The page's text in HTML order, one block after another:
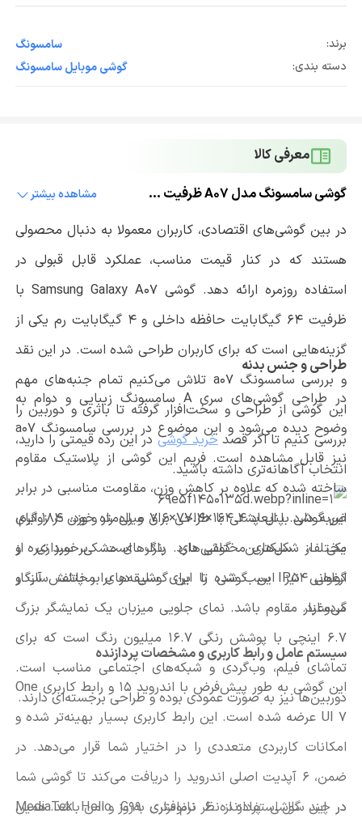
برند:
سامسونگ
دسته بندی:
گوشی موبایل سامسونگ
معرفی کالا
گوشی سامسونگ مدل A07 ظرفیت 128 گیگابایت و 6 گیگابایت رم
مشاهده بیشتر
در بین گوشی‌های اقتصادی، کاربران معمولا به دنبال محصولی
هستند که در کنار قیمت مناسب، عملکرد قابل قبولی در
استفاده روزمره ارائه دهد. گوشیSamsung Galaxy A07 با
ظرفیت 64 گیگابایت حافظه داخلی و 4 گیگابایت رم یکی از
گزینه‌هایی است که برای کاربران طراحی شده است. در این نقد
و بررسی سامسونگa07 تلاش می‌کنیم تمام جنبه‌های مهم
این گوشی از طراحی و سخت‌افزار گرفته تا باتری و دوربین را
بررسی کنیم تا اگر قصدخرید گوشی در این رده قیمتی را دارید،
انتخاب آگاهانه‌تری داشته باشید.
طراحی و جنس بدنه
در طراحی گوشی‌های سریAسامسونگ زیبایی و دوام به
وضوح دیده می‌شود و این موضوع در بررسی سامسونگa07
نیز قابل مشاهده است. فریم این گوشی از پلاستیک مقاوم
ساخته شده که علاوه بر کاهش وزن، مقاومت مناسبی در برابر
ضربه دارد. پنل پشتی با طراحی براق و راه راه خود، در زوایای
مختلف، شکل‌های مختلفی دارد. رنگ‌های مشکی، سبز تیره و
ارغوانی نیز این گوشی را برای سلیقه‌های مختلف سازگار
می‌سازد.
این گوشی با ابعاد 164.4×77.4×7.6 میلی‌متر و وزن 184 گرم،
یکی از سبکترین گوشی‌های بازار است. برخورداری از
گواهیIP54 سبب شده تا این گوشی در برابر پاشش آب و
گردوغبار مقاوم باشد. نمای جلویی میزبان یک نمایشگر بزرگ
6.7 اینچی با پوشش رنگی 16.7 میلیون رنگ است که برای
تماشای فیلم، وب‌گردی و شبکه‌های اجتماعی مناسب است.
دوربین‌ها نیز به صورت عمودی بوده و طراحی برجسته‌ای دارند.
سیستم عامل و رابط کاربری و مشخصات پردازنده
این گوشی به طور پیش‌فرض با اندروید 15 و رابط کاربری
One
UI 7 عرضه شده است. این رابط کاربری بسیار بهینه‌تر شده و
امکانات کاربردی متعددی را در اختیار شما قرار می‌دهد. در
ضمن، 6 آپدیت اصلی اندروید را دریافت می‌کند تا گوشی شما
در چند سال استفاده از نظر نرم‌افزاری به‌روز و امن باشد. همین
در این گوشی پردازنده 6 نانومتری
MediaTek Helio G99